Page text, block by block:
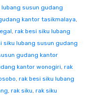
lubang susun gudang
kantor tasikmalaya,
, rak besi siku lubang
siku lubang susun gudang
gudang kantor
kantor wonogiri, rak
, rak besi siku lubang
, rak siku, rak siku